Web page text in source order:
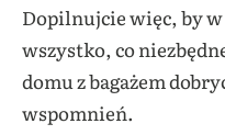
Dopilnujcie więc, by w
wszystko, co
domu z bagażem
wspomnień.